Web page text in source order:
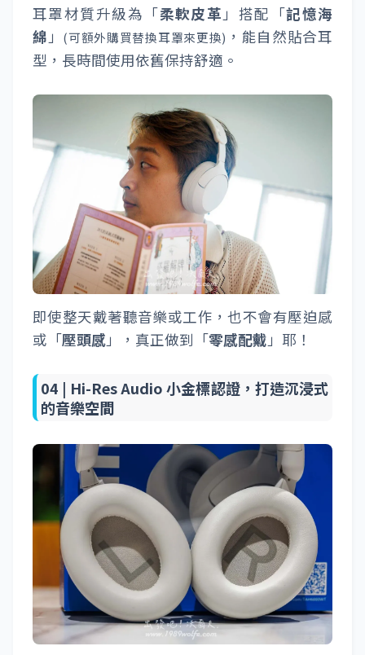
耳罩材質升級為「柔軟皮革 」搭配「記憶海
綿 」 (可額外購買替換耳罩來更換) ，能自然貼合耳
型，長時間使用依舊保持舒適。
即使整天戴著聽音樂或工作，也不會有壓迫感
或「壓頭感 」，真正做到「零感配戴 」耶！
04 | Hi-Res Audio 小金標認證，打造沉浸式
的音樂空間